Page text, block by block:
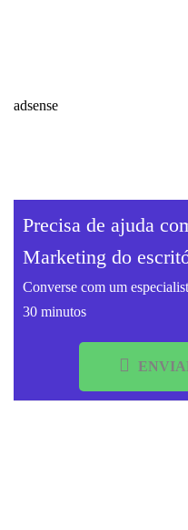
adsense
Precisa de ajuda
Marketing do
Converse com um
30 minutos